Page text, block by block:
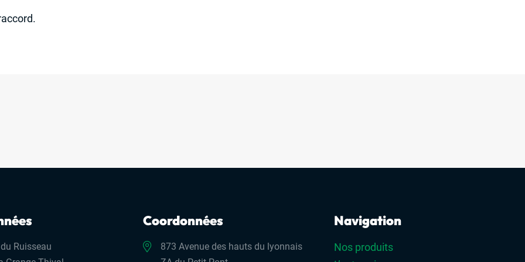
Ruisseau
Coordonnées
873 Avenue des hauts du lyonnais
Navigation
Nos produits